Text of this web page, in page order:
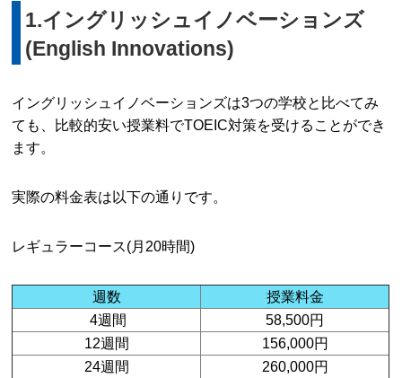
1.イングリッシュイノベーションズ
(English Innovations)
イングリッシュイノベーションズは3つの学校と比べてみ
ても、比較的安い授業料でTOEIC対策を受けることができ
ます。
実際の料金表は以下の通りです。
レギュラーコース(月20時間)
週数
授業料金
4週間
58,500円
12週間
156,000円
24週間
260,000円